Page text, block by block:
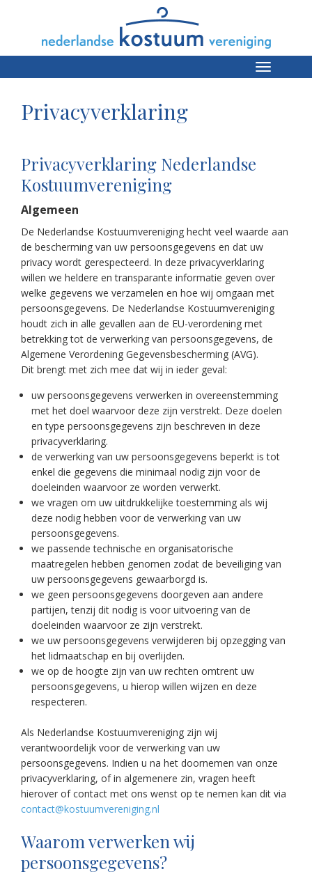
Toggle
Privacyverklaring
Privacyverklaring Nederlandse
Kostuumvereniging
Algemeen
De Nederlandse Kostuumvereniging hecht veel waarde aan
de bescherming van uw persoonsgegevens en dat uw
privacy wordt gerespecteerd. In deze privacyverklaring
willen we heldere en transparante informatie geven over
welke gegevens we verzamelen en hoe wij omgaan met
persoonsgegevens. De Nederlandse Kostuumvereniging
houdt zich in alle gevallen aan de EU-verordening met
betrekking tot de verwerking van persoonsgegevens, de
Algemene Verordening Gegevensbescherming (AVG).
Dit brengt met zich mee dat wij in ieder geval:
uw persoonsgegevens verwerken in overeenstemming
met het doel waarvoor deze zijn verstrekt. Deze doelen
en type persoonsgegevens zijn beschreven in deze
privacyverklaring.
de verwerking van uw persoonsgegevens beperkt is tot
enkel die gegevens die minimaal nodig zijn voor de
doeleinden waarvoor ze worden verwerkt.
we vragen om uw uitdrukkelijke toestemming als wij
deze nodig hebben voor de verwerking van uw
persoonsgegevens.
we passende technische en organisatorische
maatregelen hebben genomen zodat de beveiliging van
uw persoonsgegevens gewaarborgd is.
we geen persoonsgegevens doorgeven aan andere
partijen, tenzij dit nodig is voor uitvoering van de
doeleinden waarvoor ze zijn verstrekt.
we uw persoonsgegevens verwijderen bij opzegging van
het lidmaatschap en bij overlijden.
we op de hoogte zijn van uw rechten omtrent uw
persoonsgegevens, u hierop willen wijzen en deze
respecteren.
Als Nederlandse Kostuumvereniging zijn wij
verantwoordelijk voor de verwerking van uw
persoonsgegevens. Indien u na het doornemen van onze
privacyverklaring, of in algemenere zin, vragen heeft
hierover of contact met ons wenst op te nemen kan dit via
contact@kostuumvereniging.nl
Waarom verwerken wij
persoonsgegevens?